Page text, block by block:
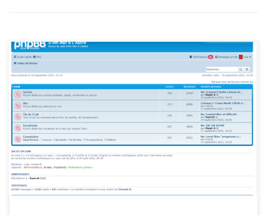
S’inscrire sur le forum pour avoir accès à l’index (un identifiant qui
permet de vous reconnaitre est préférable), renseigner une adresse
mail. Index du forum : Dans CHAQUE rubrique de l’index qui vous
intéresse, DECOCHER en bas de page « Surveiller ce forum ». La
case vide « arrêter de surveiller ce forum » apparait. […]